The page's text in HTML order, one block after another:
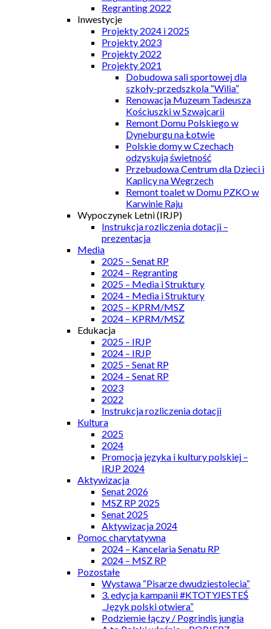
Regranting 2022
Inwestycje
Projekty 2024 i 2025
Projekty 2023
Projekty 2022
Projekty 2021
Dobudowa sali sportowej dla
szkoły-przedszkola “Wilia”
Renowacja Muzeum Tadeusza
Kościuszki w Szwajcarii
Remont Domu Polskiego w
Dyneburgu na Łotwie
Polskie domy w Czechach
odzyskują świetność
Przebudowa Centrum dla Dzieci i
Kaplicy na Węgrzech
Remont toalet w Domu PZKO w
Karwinie Raju
Wypoczynek Letni (IRJP)
Instrukcja rozliczenia dotacji –
prezentacja
Media
2025 – Senat RP
2024 – Regranting
2025 – Media i Struktury
2024 – Media i Struktury
2025 – KPRM/MSZ
2024 – KPRM/MSZ
Edukacja
2025 – IRJP
2024 – IRJP
2025 – Senat RP
2024 – Senat RP
2023
2022
Instrukcja rozliczenia dotacji
Kultura
2025
2024
Promocja języka i kultury polskiej –
IRJP 2024
Aktywizacja
Senat 2026
MSZ RP 2025
Senat 2025
Aktywizacja 2024
Pomoc charytatywna
2024 – Kancelaria Senatu RP
2024 – MSZ RP
Pozostałe
Wystawa “Pisarze dwudziestolecia”
3. edycja kampanii #KTOTYJESTEŚ
„Język polski otwiera”
Podziemie łączy / Pogrindis jungia